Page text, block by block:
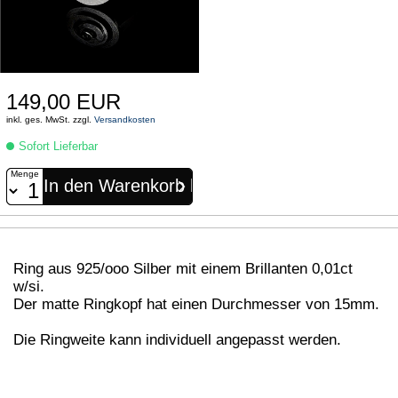
149,00 EUR
inkl. ges. MwSt. zzgl. Versandkosten
Sofort Lieferbar
Menge
Ring aus 925/ooo Silber mit einem Brillanten 0,01ct
w/si.
Der matte Ringkopf hat einen Durchmesser von 15mm.
Die Ringweite kann individuell angepasst werden.